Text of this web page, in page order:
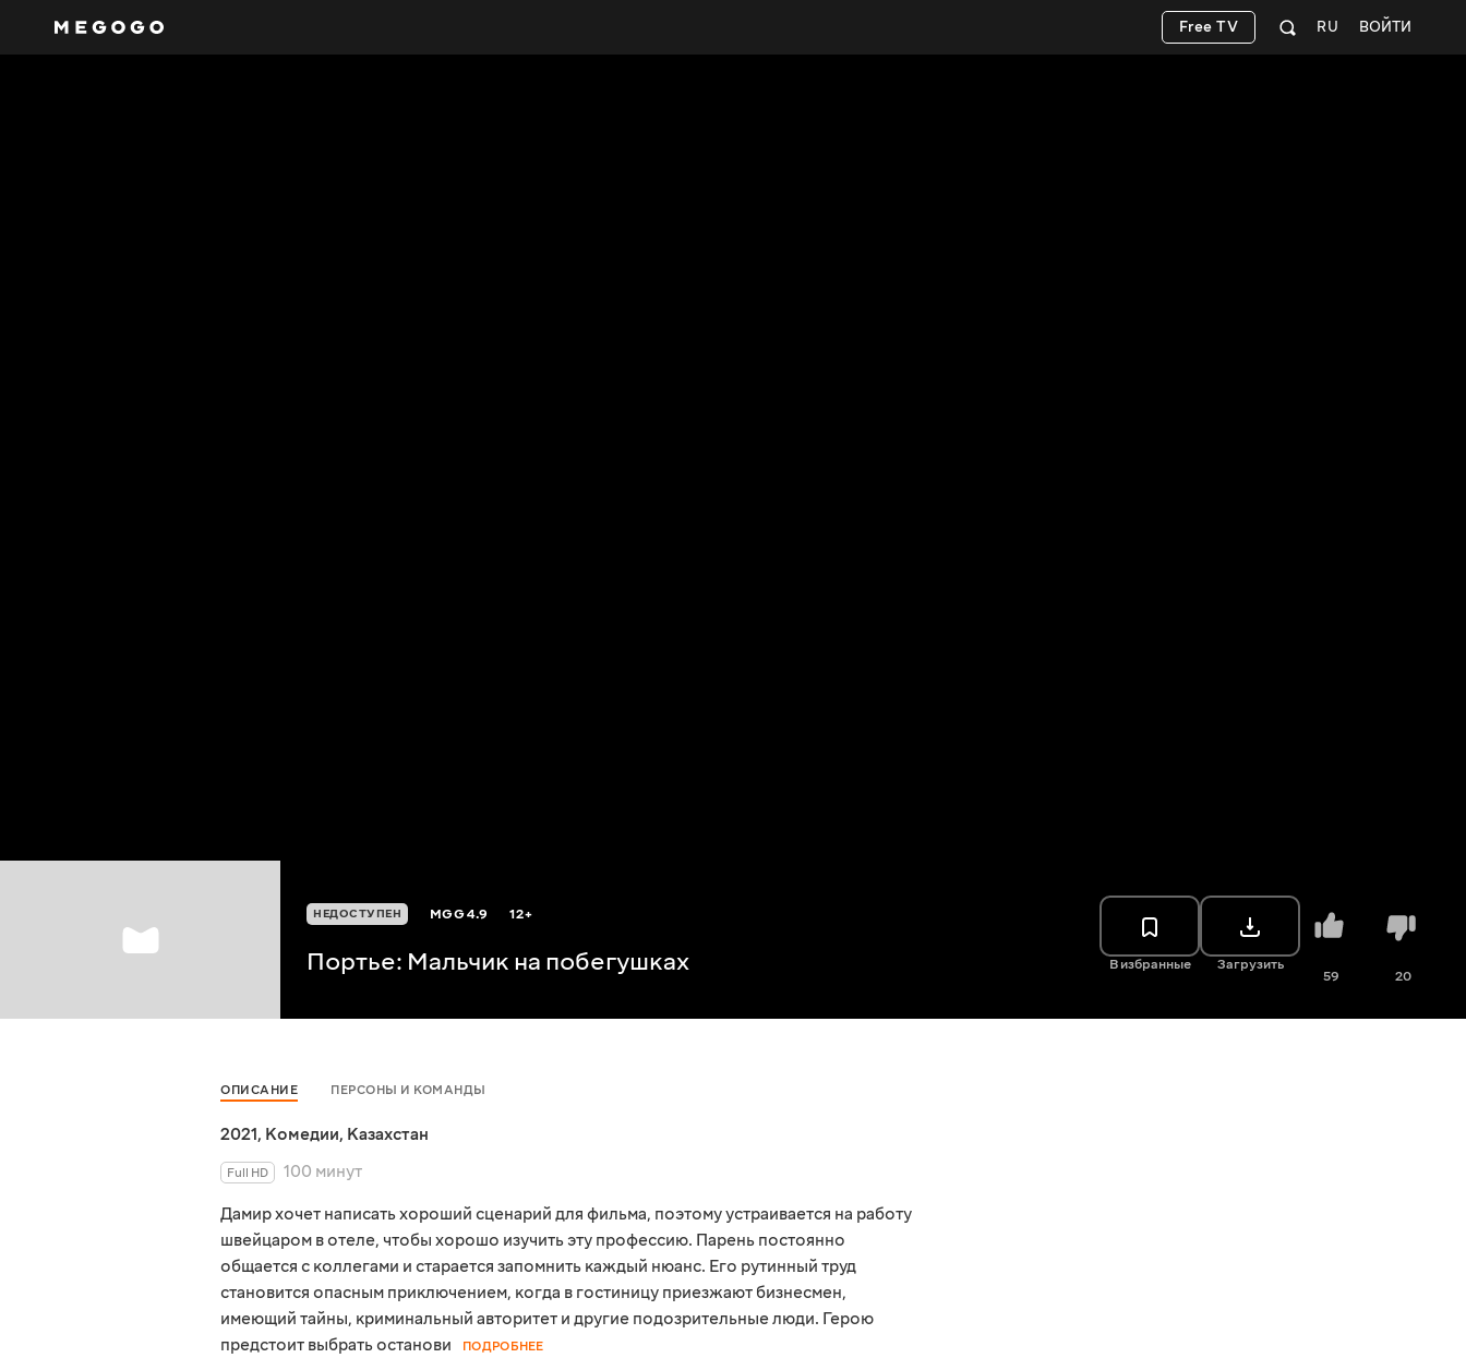
ВОЙТИ
RU
Free TV
НЕДОСТУПЕН MGG4.9 12+
Портье: Мальчик на побегушках В избранные Загрузить
59 20
ОПИСАНИЕ ПЕРСОНЫ И КОМАНДЫ
2021, Комедии, Казахстан
Full HD
100 минут
Дамир хочет написать хороший сценарий для фильма, поэтому устраивается на работу
швейцаром в отеле, чтобы хорошо изучить эту профессию. Парень постоянно
общается с коллегами и старается запомнить каждый нюанс. Его рутинный труд
становится опасным приключением, когда в гостиницу приезжают бизнесмен,
имеющий тайны, криминальный авторитет и другие подозрительные люди. Герою
предстоит выбрать останови
ПОДРОБНЕЕ